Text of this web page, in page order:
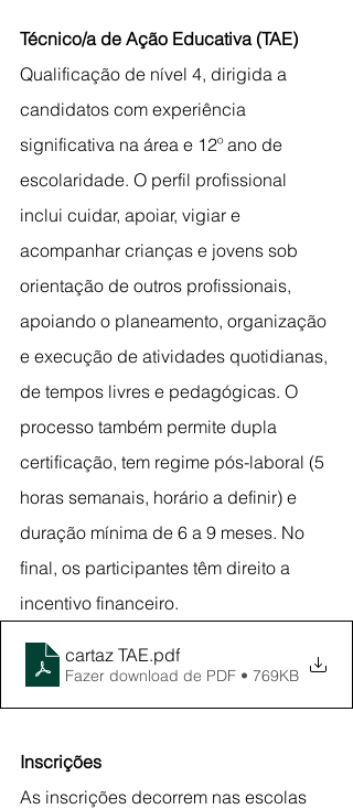
Técnico/a de Ação Educativa (TAE)
Qualificação de nível 4, dirigida a
candidatos com experiência
significativa na área e 12º ano de
escolaridade. O perfil profissional
inclui cuidar, apoiar, vigiar e
acompanhar crianças e jovens sob
orientação de outros profissionais,
apoiando o planeamento, organização
e execução de atividades quotidianas,
de tempos livres e pedagógicas. O
processo também permite dupla
certificação, tem regime pós-laboral (5
horas semanais, horário a definir) e
duração mínima de 6 a 9 meses. No
final, os participantes têm direito a
incentivo financeiro.
cartaz TAE.pdf
Fazer download de PDF • 769KB
Inscrições
As inscrições decorrem nas escolas